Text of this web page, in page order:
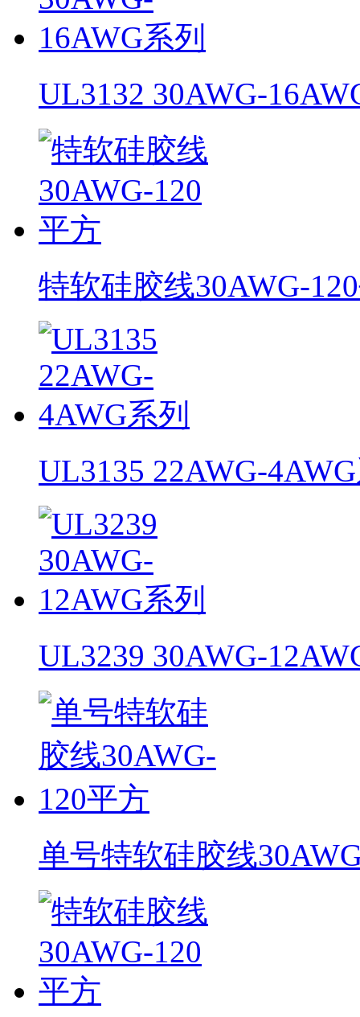
UL3132 30AWG-
特软硅胶线30AWG-
UL3135 22AWG-
UL3239 30AWG-
单号特软硅胶线